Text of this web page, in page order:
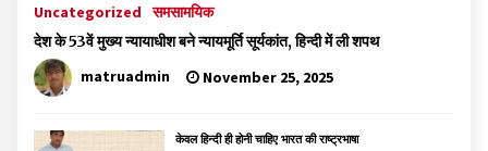
Uncategorized
समसामयिक
देश के 53वें मुख्य न्यायाधीश बने न्यायमूर्ति सूर्यकांत, हिन्दी में ली शपथ
matruadmin
November 25, 2025
केवल हिन्दी ही होनी चाहिए भारत की राष्ट्रभाषा